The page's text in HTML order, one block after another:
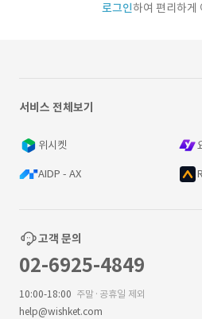
로그인하여 편리하게
서비스 전체보기
위시켓
AIDP - AX
고객 문의
02-6925-4849
10:00-18:00 주말·공휴일 제외
help@wishket.com